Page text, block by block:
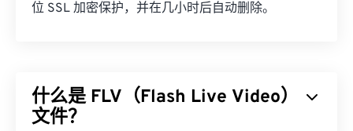
位 SSL 加密保护，并在几小时后自动删除。
什么是 FLV（Flash Live Video）
文件？